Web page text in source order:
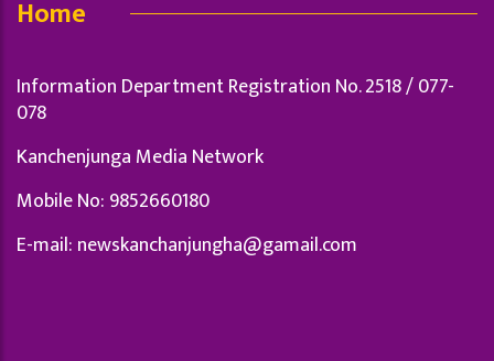
Home
Information Department Registration No. 2518 / 077-
078
Kanchenjunga Media Network
Mobile No: 9852660180
E-mail: newskanchanjungha@gamail.com